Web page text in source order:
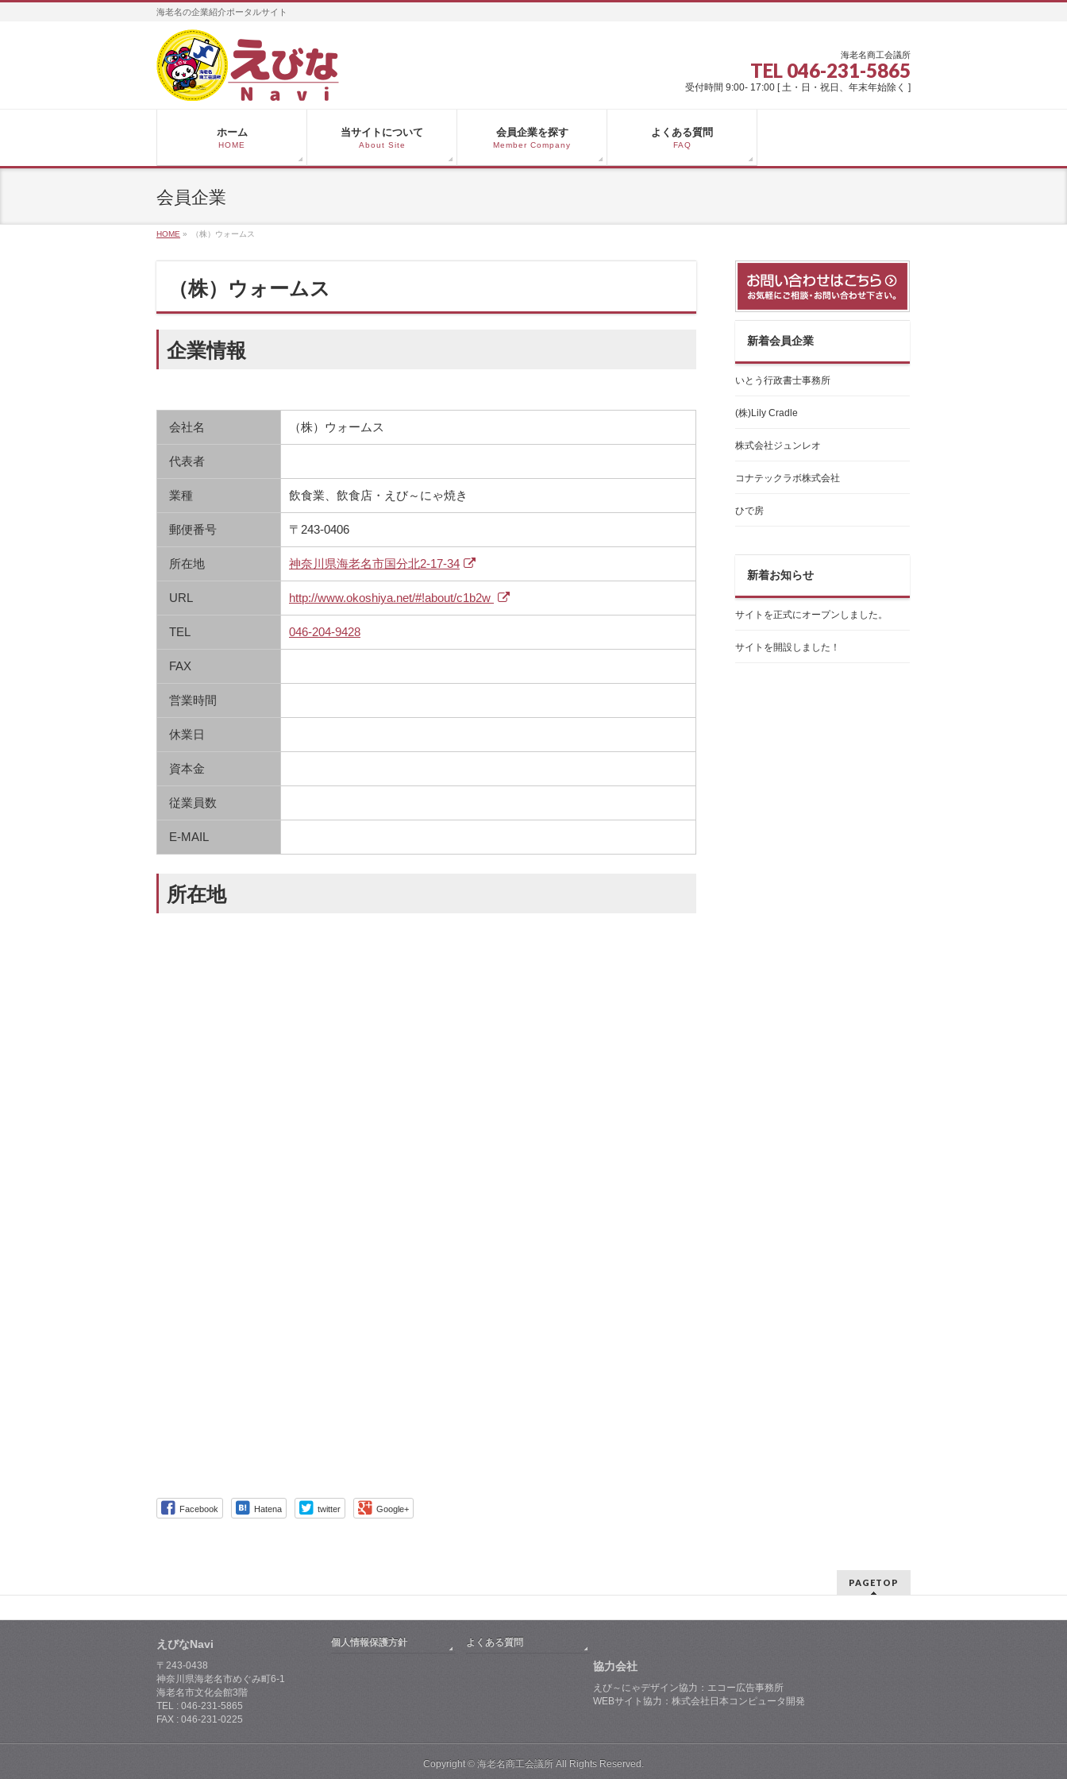
海老名の企業紹介ポータルサイト
海老名商工会議所
TEL 046-231-5865
受付時間 9:00- 17:00 [ 土・日・祝日、年末年始除く ]
ホーム
HOME
当サイトについて
About Site
会員企業を探す
Member Company
よくある質問
FAQ
会員企業
HOME » （株）ウォームス
（株）ウォームス
企業情報
会社名 （株）ウォームス
代表者
業種 飲食業、飲食店・えび～にゃ焼き
郵便番号 〒243-0406
所在地 神奈川県海老名市国分北2-17-34
URL http://www.okoshiya.net/#!about/c1b2w
TEL 046-204-9428
FAX
営業時間
休業日
資本金
従業員数
E-MAIL
所在地
Facebook Hatena twitter Google+
新着会員企業
いとう行政書士事務所
(株)Lily Cradle
株式会社ジュンレオ
コナテックラボ株式会社
ひで房
新着お知らせ
サイトを正式にオープンしました。
サイトを開設しました！
PAGETOP
えびなNavi
〒243-0438
神奈川県海老名市めぐみ町6-1
海老名市文化会館3階
TEL : 046-231-5865
FAX : 046-231-0225
個人情報保護方針 よくある質問
協力会社
えび～にゃデザイン協力：エコー広告事務所
WEBサイト協力：株式会社日本コンピュータ開発
Copyright © 海老名商工会議所 All Rights Reserved.